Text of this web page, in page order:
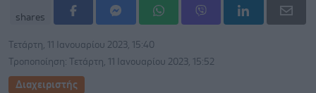
shares
Τετάρτη, 11 Ιανουαρίου 2023, 15:40
Τροποποίηση: Τετάρτη, 11 Ιανουαρίου 2023, 15:52
Διαχειριστής